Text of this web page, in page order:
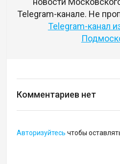
Telegram-канале. Не
Telegram-канал
Комментариев нет
Авторизуйтесь чтобы